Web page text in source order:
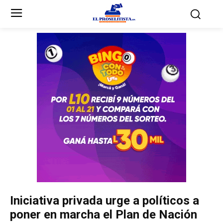
Partidos Políticos
Partido Liberal
Unificación Democrática
Anticorrupción
Partidos Políticos
Partido Liberal
Unificación Democrática
Anticorrupción
Iniciativa privada urge a políticos a
poner en marcha el Plan de Nación